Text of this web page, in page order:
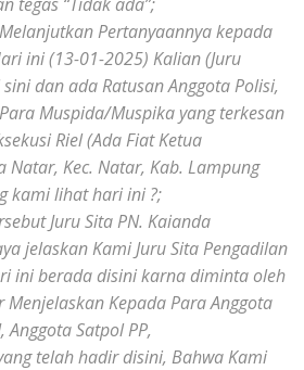
Pertanyaannya kepada
ini (13-01-2025) Kalian (Juru
dan ada Ratusan Anggota Polisi,
Muspida/Muspika yang terkesan
Riel (Ada Fiat Ketua
Natar, Kec. Natar, Kab. Lampung
kami lihat hari ini ?;
Juru Sita PN. Kaianda
jelaskan Kami Juru Sita Pengadilan
ini berada disini karna diminta oleh
Menjelaskan Kepada Para Anggota
Anggota Satpol PP,
telah hadir disini, Bahwa Kami